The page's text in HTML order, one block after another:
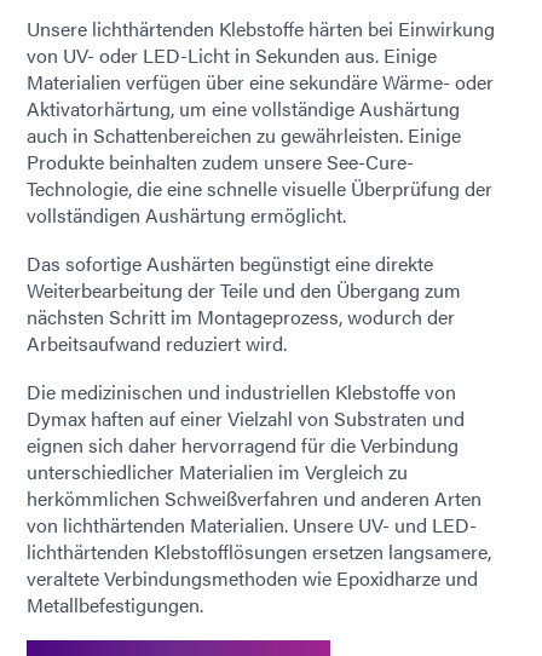
Unsere lichthärtenden Klebstoffe härten bei Einwirkung
von UV- oder LED-Licht in Sekunden aus. Einige
Materialien verfügen über eine sekundäre Wärme- oder
Aktivatorhärtung, um eine vollständige Aushärtung
auch in Schattenbereichen zu gewährleisten. Einige
Produkte beinhalten zudem unsere See-Cure-
Technologie, die eine schnelle visuelle Überprüfung der
vollständigen Aushärtung ermöglicht.
Das sofortige Aushärten begünstigt eine direkte
Weiterbearbeitung der Teile und den Übergang zum
nächsten Schritt im Montageprozess, wodurch der
Arbeitsaufwand reduziert wird.
Die medizinischen und industriellen Klebstoffe von
Dymax haften auf einer Vielzahl von Substraten und
eignen sich daher hervorragend für die Verbindung
unterschiedlicher Materialien im Vergleich zu
herkömmlichen Schweißverfahren und anderen Arten
von lichthärtenden Materialien. Unsere UV- und LED-
lichthärtenden Klebstofflösungen ersetzen langsamere,
veraltete Verbindungsmethoden wie Epoxidharze und
Metallbefestigungen.